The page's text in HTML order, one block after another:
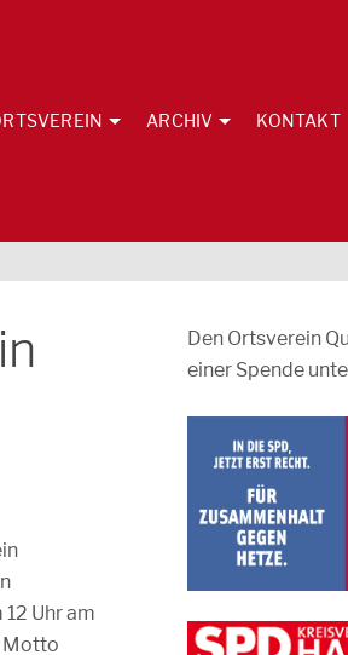
ARCHIV KONTAKT
Uhr am
Motto
Den Ortsverein
einer Spende